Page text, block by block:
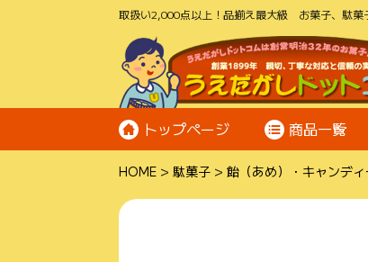
取扱い2,000点以上！品揃え最大級 お菓子、駄菓
トップページ 商品一覧
HOME 駄菓子 飴（あめ）・キャンディ